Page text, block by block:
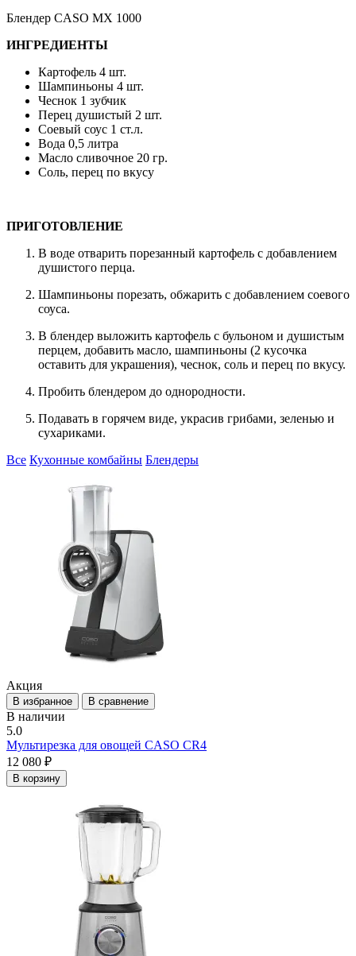
Блендер CASO MX 1000
ИНГРЕДИЕНТЫ
Картофель 4 шт.
Шампиньоны 4 шт.
Чеснок 1 зубчик
Перец душистый 2 шт.
Соевый соус 1 ст.л.
Вода 0,5 литра
Масло сливочное 20 гр.
Соль, перец по вкусу
ПРИГОТОВЛЕНИЕ
В воде отварить порезанный картофель с добавлением
душистого перца.
Шампиньоны порезать, обжарить с добавлением соевого
соуса.
В блендер выложить картофель с бульоном и душистым
перцем, добавить масло, шампиньоны (2 кусочка
оставить для украшения), чеснок, соль и перец по вкусу.
Пробить блендером до однородности.
Подавать в горячем виде, украсив грибами, зеленью и
сухариками.
Все Кухонные комбайны Блендеры
Акция
В избранное В сравнение
В наличии
5.0
Мультирезка для овощей CASO CR4
12 080 ₽
В корзину